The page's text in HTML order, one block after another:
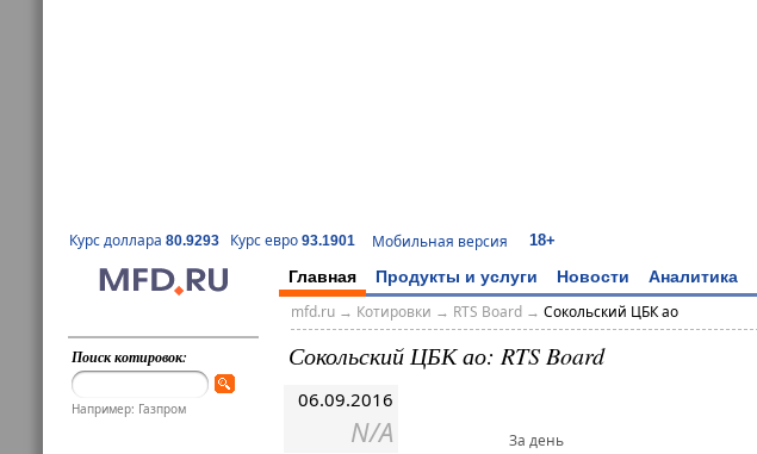
Курс доллара 80.9293 Курс евро 93.1901 Мобильная версия 18+
Главная Продукты и услуги Новости Аналитика
Поиск котировок:
Например: Газпром
mfd.ru→ Котировки → RTS Board→ Сокольский ЦБК ао
Сокольский ЦБК ао: RTS Board
06.09.2016
N/A
За день